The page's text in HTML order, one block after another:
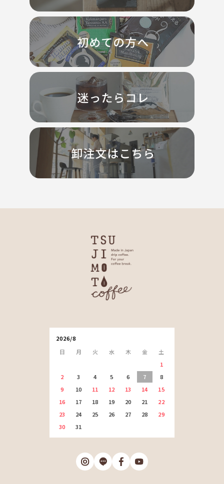
2026/8
日
月 火 水 木 金
土
1
2
3 4 5 6 7
8
9
10 11 12 13 14
15
16
17 18 19 20 21
22
23
24 25 26 27 28
29
30
31